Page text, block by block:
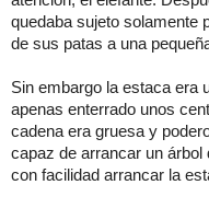
quedaba sujeto solamente
de sus patas a una
Sin embargo la estaca era
apenas enterrado unos
cadena era gruesa y
capaz de arrancar un
con facilidad arrancar la